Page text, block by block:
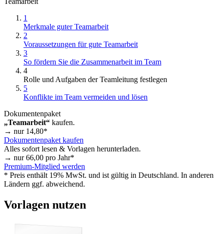
1
Merkmale guter Teamarbeit
2
Voraussetzungen für gute Teamarbeit
3
So fördern Sie die Zusammenarbeit im Team
4
Rolle und Aufgaben der Teamleitung festlegen
5
Konflikte im Team vermeiden und lösen
Dokumentenpaket
„Teamarbeit“ kaufen.
→ nur 14,80*
Dokumentenpaket kaufen
Alles sofort lesen & Vorlagen herunterladen.
→ nur66,00 pro Jahr*
Premium-Mitglied werden
* Preis enthält 19% MwSt. und ist gültig in Deutschland. In anderen
Ländern ggf. abweichend.
Vorlagen nutzen